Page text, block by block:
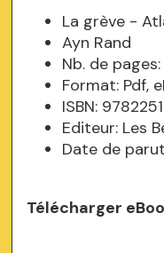
La grève -
Ayn Rand
Nb. de pages:
Format: Pdf,
ISBN:
Editeur: Les
Date de
Télécharger